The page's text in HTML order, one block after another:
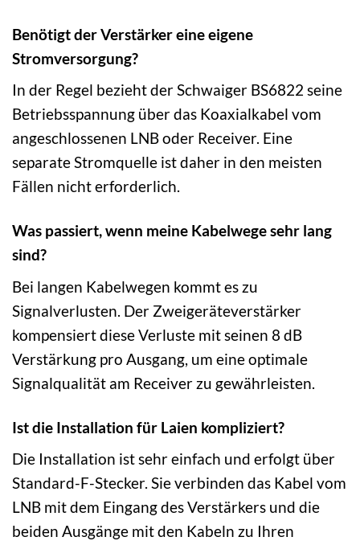
Benötigt der Verstärker eine eigene
Stromversorgung?
In der Regel bezieht der Schwaiger BS6822 seine
Betriebsspannung über das Koaxialkabel vom
angeschlossenen LNB oder Receiver. Eine
separate Stromquelle ist daher in den meisten
Fällen nicht erforderlich.
Was passiert, wenn meine Kabelwege sehr lang
sind?
Bei langen Kabelwegen kommt es zu
Signalverlusten. Der Zweigeräteverstärker
kompensiert diese Verluste mit seinen 8 dB
Verstärkung pro Ausgang, um eine optimale
Signalqualität am Receiver zu gewährleisten.
Ist die Installation für Laien kompliziert?
Die Installation ist sehr einfach und erfolgt über
Standard-F-Stecker. Sie verbinden das Kabel vom
LNB mit dem Eingang des Verstärkers und die
beiden Ausgänge mit den Kabeln zu Ihren